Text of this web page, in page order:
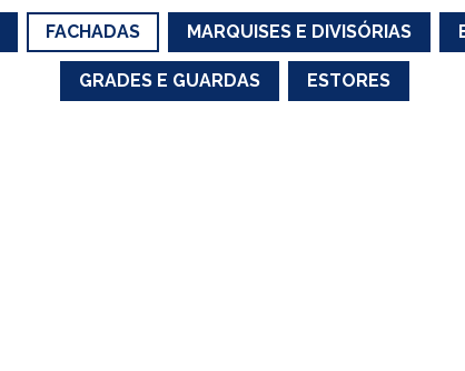
FACHADAS MARQUISES E DIVISÓRIAS
GRADES E GUARDAS ESTORES